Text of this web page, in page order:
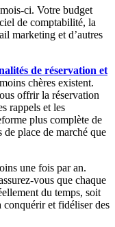
ci. Votre budget
de comptabilité, la
marketing et d’autres
de réservation et
chères existent.
offrir la réservation
rappels et les
plus complète de
place de marché que
une fois par an.
vous que chaque
du temps, soit
conquérir et fidéliser des